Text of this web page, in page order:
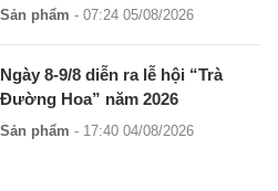
Sản phẩm - 07:24 05/08/2026
Ngày 8-9/8 diễn ra lễ hội “Trà
Đường Hoa” năm 2026
Sản phẩm - 17:40 04/08/2026